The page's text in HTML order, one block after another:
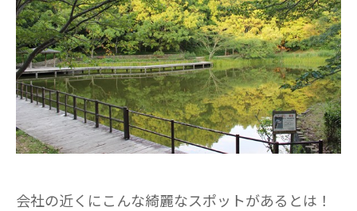
会社の近くにこんな綺麗なスポットがあるとは！